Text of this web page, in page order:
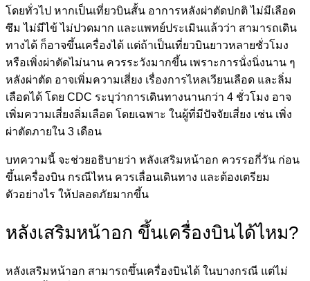
โดยทั่วไป หากเป็นเที่ยวบินสั้น อาการหลังผ่าตัดปกติ ไม่มีเลือด
ซึม ไม่มีไข้ ไม่ปวดมาก และแพทย์ประเมินแล้วว่า สามารถเดิน
ทางได้ ก็อาจขึ้นเครื่องได้ แต่ถ้าเป็นเที่ยวบินยาวหลายชั่วโมง
หรือเพิ่งผ่าตัดไม่นาน ควรระวังมากขึ้น เพราะการนั่งนิ่งนาน ๆ
หลังผ่าตัด อาจเพิ่มความเสี่ยง เรื่องการไหลเวียนเลือด และลิ่ม
เลือดได้ โดย CDC ระบุว่าการเดินทางนานกว่า 4 ชั่วโมง อาจ
เพิ่มความเสี่ยงลิ่มเลือด โดยเฉพาะ ในผู้ที่มีปัจจัยเสี่ยง เช่น เพิ่ง
ผ่าตัดภายใน 3 เดือน
บทความนี้ จะช่วยอธิบายว่า หลังเสริมหน้าอก ควรรอกี่วัน ก่อน
ขึ้นเครื่องบิน กรณีไหน ควรเลื่อนเดินทาง และต้องเตรียม
ตัวอย่างไร ให้ปลอดภัยมากขึ้น
หลังเสริมหน้าอก ขึ้นเครื่องบินได้ไหม?
หลังเสริมหน้าอก สามารถขึ้นเครื่องบินได้ ในบางกรณี แต่ไม่